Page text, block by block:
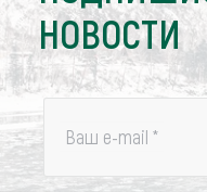
НОВОСТИ
Ваш e-mail *